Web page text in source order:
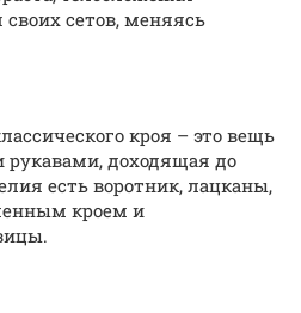
сетов, меняясь
кроя – это вещь
доходящая до
есть воротник, лацканы,
кроем и